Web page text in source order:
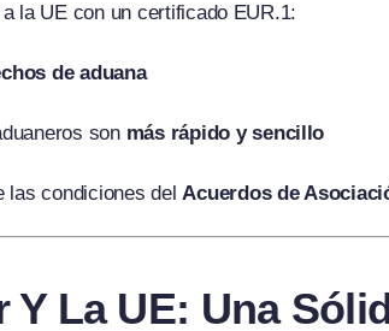
la UE con un certificado EUR.1:
de aduana
son más rápido y sencillo
las condiciones delAcuerdos de
Y La UE: Una